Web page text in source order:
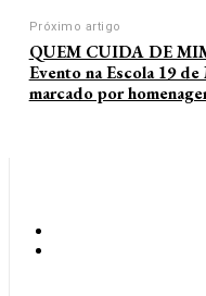
Próximo artigo
QUEM CUIDA DE
Evento na Escola 19 de
marcado por